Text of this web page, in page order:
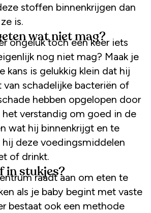
stoffen binnenkrijgen dan
is.
wat niet mag?
ongeluk toch een keer iets
nog niet mag? Maak je
kans is gelukkig klein dat hij
schadelijke bacteriën of
hebben opgelopen door
het verstandig om goed in de
wat hij binnenkrijgt en te
deze voedingsmiddelen
of drinkt.
in stukjes?
raadt aan om eten te
als je baby begint met vaste
bestaat ook een methode